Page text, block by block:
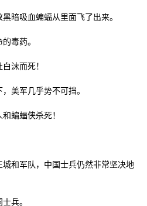
暗吸血蝙蝠从里面飞了出来。
毒药。
沫而死！
美军几乎势不可挡。
蝙蝠侠杀死！
和军队，中国士兵仍然非常坚决地
兵。